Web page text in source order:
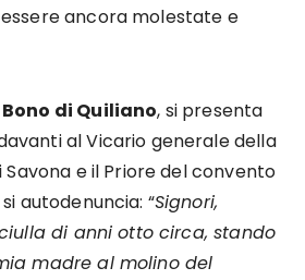
ancora molestate e
di Quiliano, si presenta
al Vicario generale della
Savona e il Priore del convento
autodenuncia: “Signori,
di anni otto circa, stando
madre al molino del